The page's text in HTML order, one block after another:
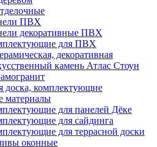
ПВХ
декоративные ПВХ
для ПВХ
декоративная
камень Атлас Стоун
доска, комплектующие
материалы
для панелей Дёке
для сайдинга
для террасной доски
оконные